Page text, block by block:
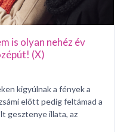
is olyan nehéz év
(X)
kigyúlnak a fények a
előtt pedig feltámad a
gesztenye illata, az